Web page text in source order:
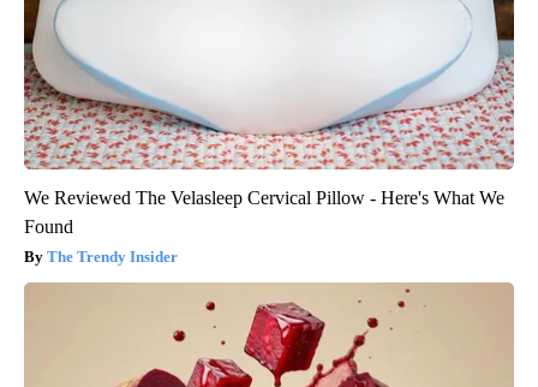
We Reviewed The Velasleep Cervical Pillow - Here's What We
Found
The Trendy Insider